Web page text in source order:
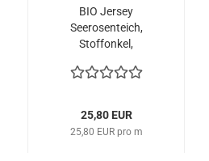
BIO Jersey
Seerosenteich,
Stoffonkel,
25,80 EUR
25,80 EUR pro m